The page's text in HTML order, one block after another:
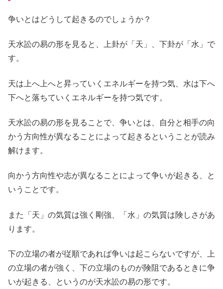
争いとはどうして起きるのでしょうか？
天水訟の易の形を見ると、上卦が「天」、下卦が「水」で
す。
天は上へ上へと昇っていくエネルギーを持つ気、水は下へ
下へと落ちていくエネルギーを持つ気です。
天水訟の易の形を見ることで、争いとは、自分と相手の向
かう方向性が異なることによって起きるということが読み
解けます。
向かう方向性や志が異なることによって争いが起きる、と
いうことです。
また「天」の気質は強く剛強、「水」の気質は険しさがあ
ります。
下の立場の者が従順であれば争いは起こらないですが、上
の立場の者が強く、下の立場のものが険阻であるときに争
いが起きる、というのが天水訟の易の形です。